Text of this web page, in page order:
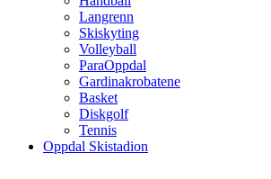
Langrenn
Skiskyting
Volleyball
ParaOppdal
Gardinakrobatene
Basket
Diskgolf
Tennis
Oppdal Skistadion